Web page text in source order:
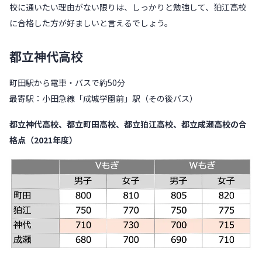
校に通いたい理由がない限りは、しっかりと勉強して、狛江高校
に合格した方が好ましいと言えるでしょう。
都立神代高校
町田駅から電車・バスで約50分
最寄駅：小田急線「成城学園前」駅（その後バス）
都立神代高校、都立町田高校、都立狛江高校、都立成瀬高校の合
格点（2021年度）